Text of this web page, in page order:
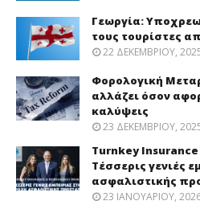
Γεωργία:
τους τουρίστες
22 ΔΕΚΕΜΒΡΊΟΥ,
Φορολογική
αλλάζει όσον
καλύψεις
23 ΔΕΚΕΜΒΡΊΟΥ,
Turnkey
Τέσσερις γενιές
ασφαλιστικής
23 ΙΑΝΟΥΑΡΊΟΥ,